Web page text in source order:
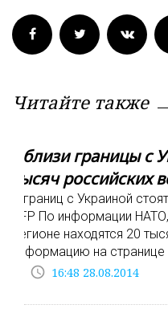
Читайте также
Вблизи границы с
тысяч российских
У границ с Украиной
AFP По информации
регионе находятся 20
информацию на
access_time 16:48 28.08.2014